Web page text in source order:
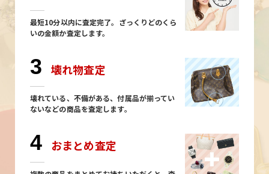
最短10分以内に査定完了。ざっくりどのくら
いの金額か査定します。
3 壊れ物査定
壊れている、不備がある、付属品が揃ってい
ないなどの商品を査定します。
4 おまとめ査定